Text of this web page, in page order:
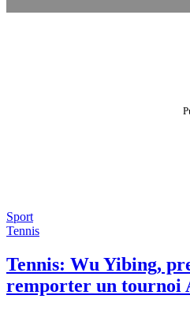
Sport
Tennis
Tennis: Wu Yibing,
remporter un tournoi